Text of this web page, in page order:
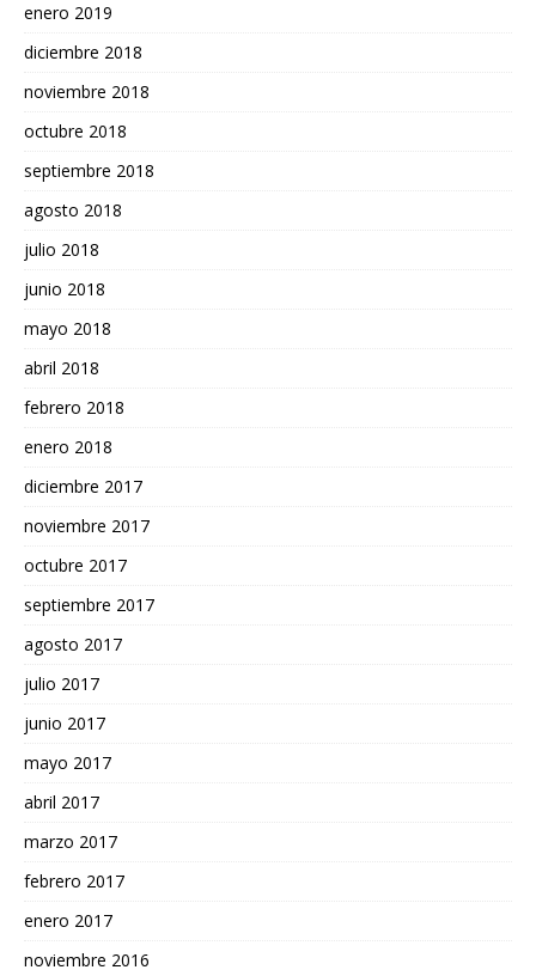
enero 2019
diciembre 2018
noviembre 2018
octubre 2018
septiembre 2018
agosto 2018
julio 2018
junio 2018
mayo 2018
abril 2018
febrero 2018
enero 2018
diciembre 2017
noviembre 2017
octubre 2017
septiembre 2017
agosto 2017
julio 2017
junio 2017
mayo 2017
abril 2017
marzo 2017
febrero 2017
enero 2017
noviembre 2016